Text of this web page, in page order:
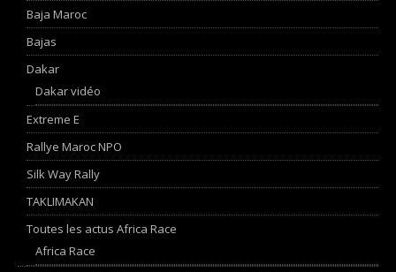
Baja Maroc
Bajas
Dakar
Dakar vidéo
Extreme E
Rallye Maroc NPO
Silk Way Rally
TAKLIMAKAN
Toutes les actus Africa Race
Africa Race